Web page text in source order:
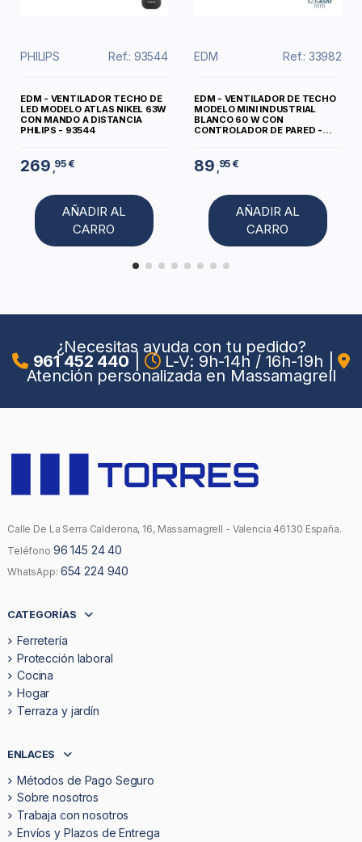
PHILIPS Ref.: 93544
EDM - VENTILADOR TECHO DE
LED MODELO ATLAS NIKEL 63W
CON MANDO A DISTANCIA
PHILIPS - 93544
269 ,95 €
AÑADIR AL
CARRO
EDM Ref.: 33982
EDM - VENTILADOR DE TECHO
MODELO MINI INDUSTRIAL
BLANCO 60 W CON
CONTROLADOR DE PARED -...
89 ,95 €
AÑADIR AL
CARRO
¿Necesitas ayuda con tu pedido?
961 452 440 L-V: 9h-14h / 16h-19h
Atención personalizada en Massamagrell
Calle De La Serra Calderona, 16, Massamagrell - Valencia 46130 España.
Teléfono 96 145 24 40
WhatsApp: 654 224 940
CATEGORÍAS
Ferretería
Protección laboral
Cocina
Hogar
Terraza y jardín
ENLACES
Métodos de Pago Seguro
Sobre nosotros
Trabaja con nosotros
Envíos y Plazos de Entrega